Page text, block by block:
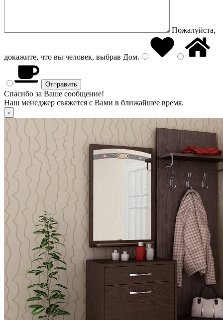
Пожалуйста,
докажите, что вы человек, выбрав Дом.
Спасибо за Ваше сообщение!
Наш менеджер свяжется с Вами в ближайшее время.